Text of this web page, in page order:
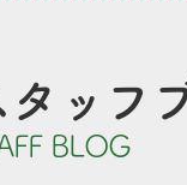
タッフ
BLOG